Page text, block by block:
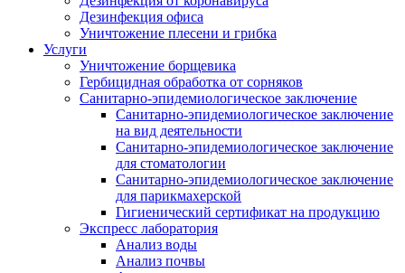
Дезинфекция офиса
Уничтожение плесени и грибка
Услуги
Уничтожение борщевика
Гербицидная обработка от сорняков
Санитарно-эпидемиологическое заключение
Санитарно-эпидемиологическое заключение
на вид деятельности
Санитарно-эпидемиологическое заключение
для стоматологии
Санитарно-эпидемиологическое заключение
для парикмахерской
Гигиенический сертификат на продукцию
Экспресс лаборатория
Анализ воды
Анализ почвы